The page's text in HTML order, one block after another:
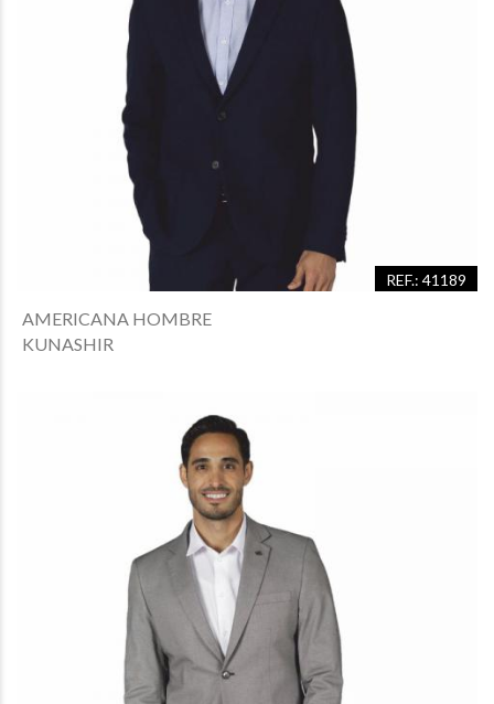
REF.: 41189
AMERICANA HOMBRE
KUNASHIR